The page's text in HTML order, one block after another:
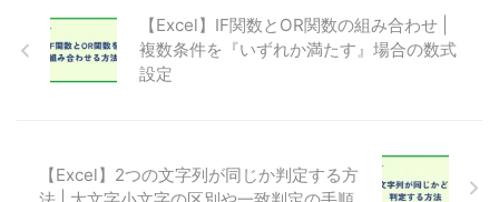
【Excel】IF関数とOR関数の組み合わせ |
複数条件を『いずれか満たす』場合の数式
設定
【Excel】2つの文字列が同じか判定する方